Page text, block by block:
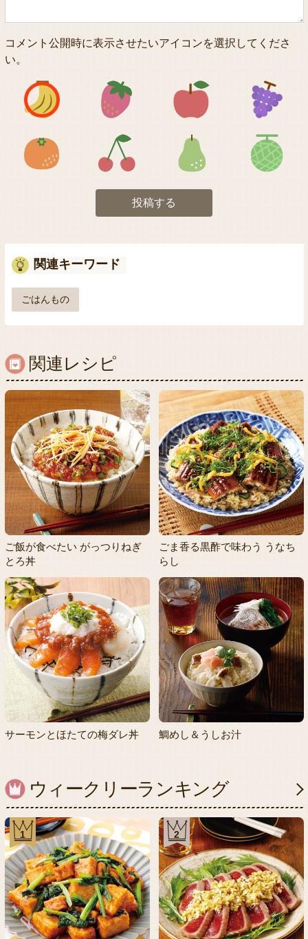
コメント公開時に表示させたいアイコンを選択してくださ
い。
アイコン1 アイコン2 アイコン3
アイコン5 アイコン6 アイコン7
投稿する
関連キーワード
ごはんもの
関連レシピ
ご飯が食べたい がっつりねぎ
とろ丼
ごま香る黒酢で味わう うなち
らし
サーモンとほたての梅ダレ丼 鯛めし＆うしお汁
ウィークリーランキング
1 2